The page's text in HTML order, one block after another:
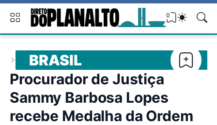
0
BRASIL
Procurador de Justiça
Sammy Barbosa Lopes
recebe Medalha da Ordem